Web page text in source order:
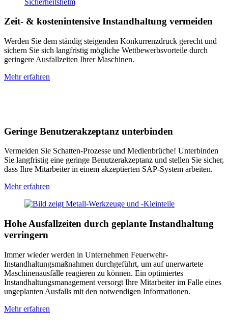
Zeit- & kostenintensive Instandhaltung vermeiden
Werden Sie dem ständig steigenden Konkurrenzdruck gerecht und
sichern Sie sich langfristig mögliche Wettbewerbsvorteile durch
geringere Ausfallzeiten Ihrer Maschinen.
Mehr erfahren
Geringe Benutzerakzeptanz unterbinden
Vermeiden Sie Schatten-Prozesse und Medienbrüche! Unterbinden
Sie langfristig eine geringe Benutzerakzeptanz und stellen Sie sicher,
dass Ihre Mitarbeiter in einem akzeptierten SAP-System arbeiten.
Mehr erfahren
Hohe Ausfallzeiten durch geplante Instandhaltung
verringern
Immer wieder werden in Unternehmen Feuerwehr-
Instandhaltungsmaßnahmen durchgeführt, um auf unerwartete
Maschinenausfälle reagieren zu können. Ein optimiertes
Instandhaltungsmanagement versorgt Ihre Mitarbeiter im Falle eines
ungeplanten Ausfalls mit den notwendigen Informationen.
Mehr erfahren